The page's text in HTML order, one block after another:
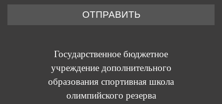
ОТПРАВИТЬ
Государственное бюджетное
учреждение дополнительного
образования спортивная школа
олимпийского резерва